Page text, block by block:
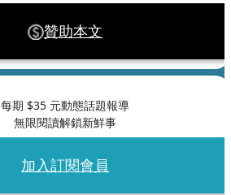
贊助本文
每期 $35 元動態話題報導
無限閱讀解鎖新鮮事
加入訂閱會員